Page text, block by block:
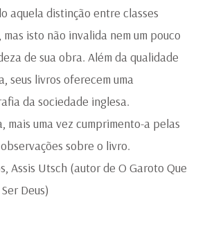
aquela distinção entre classes
mas isto não invalida nem um pouco
de sua obra. Além da qualidade
seus livros oferecem uma
da sociedade inglesa.
mais uma vez cumprimento-a pelas
sobre o livro.
Assis Utsch (autor de O Garoto Que
Deus)